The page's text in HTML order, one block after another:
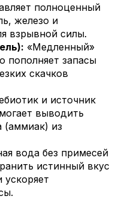
полноценный
железо и
взрывной силы.
«Медленный»
пополняет запасы
скачков
и источник
выводить
(аммиак) из
вода без примесей
истинный вкус